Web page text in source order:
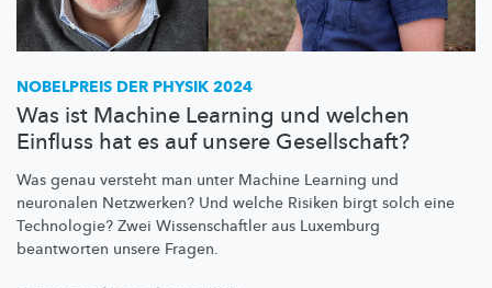
NOBELPREIS DER PHYSIK 2024
Was ist Machine Learning und welchen
Einfluss hat es auf unsere Gesellschaft?
Was genau versteht man unter Machine Learning und
neuronalen Netzwerken? Und welche Risiken birgt solch eine
Technologie? Zwei Wissenschaftler aus Luxemburg
beantworten unsere Fragen.